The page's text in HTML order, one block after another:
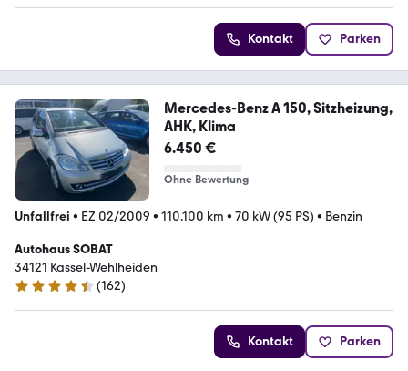
Kontakt Parken
Mercedes-Benz A 150, Sitzheizung,
AHK, Klima
6.450 €
Ohne Bewertung
Unfallfrei • EZ 02/2009 • 110.100 km • 70 kW (95 PS) • Benzin
Autohaus SOBAT
34121 Kassel-Wehlheiden
4.7 Sterne
(162)
Kontakt Parken